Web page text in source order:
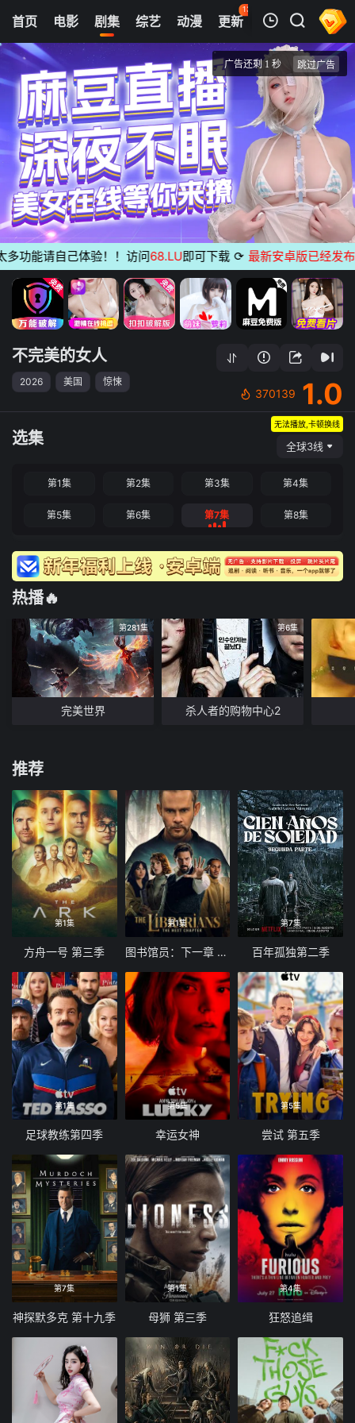
首页 电影 剧集 综艺 动漫 更新
131
热榜 APP
我的观影记录
第7集
不完美的女人
清空
请自己体验！！访问 68.LU即可下载 ⟳ 最新安卓版已经发布无广
不完美的女人
2026 美国 惊悚
370139 1.0
选集
无法播放,卡顿换线
全球3线
第1集 第2集 第3集 第4集
第5集 第6集 第7集 第8集
热播🔥
第281集
完美世界
第6集
杀人者的购物中心2
推荐
第1集
方舟一号 第三季
第1集
图书馆员：下一章 第二季
第7集
百年孤独第二季
第1集
足球教练第四季
第5集
幸运女神
第5集
尝试 第五季
第7集
神探默多克 第十九季
第1集
母狮 第三季
第4集
狂怒追缉